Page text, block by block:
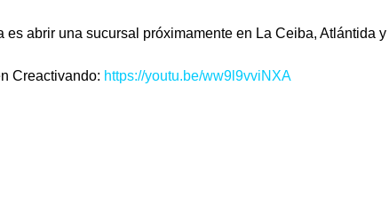
es abrir una sucursal próximamente en La Ceiba, Atlántida
Creactivando: https://youtu.be/ww9l9vviNXA